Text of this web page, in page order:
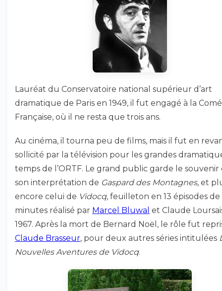
Lauréat du Conservatoire national supérieur d’art
dramatique de Paris en 1949, il fut engagé à la
Française, où il ne resta que trois ans.
Au cinéma, il tourna peu de films, mais il fut en
sollicité par la télévision pour les grandes
temps de l’ORTF. Le grand public garde le souvenir
son interprétation de Gaspard des Montagnes, et
encore celui de Vidocq, feuilleton en 13 épisodes de
minutes réalisé par Marcel Bluwal et Claude
1967. Après la mort de Bernard Noël, le rôle fut
Claude Brasseur, pour deux autres séries intitulées
Nouvelles Aventures de Vidocq.